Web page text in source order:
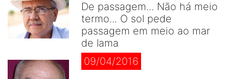
De passagem... Não há meio
termo... O sol pede
passagem em meio ao mar
de lama
09/04/2016